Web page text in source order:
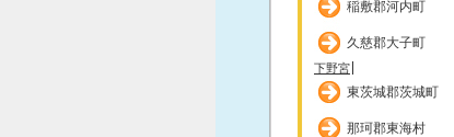
稲敷郡河内町
久慈郡大子町
下野宮
東茨城郡茨城町
那珂郡東海村